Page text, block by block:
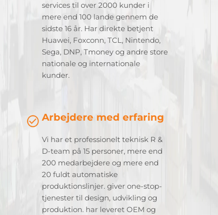
services til over 2000 kunder i
mere end 100 lande gennem de
sidste 16 år. Har direkte betjent
Huawei, Foxconn, TCL, Nintendo,
Sega, DNP, Tmoney og andre store
nationale og internationale
kunder.
Arbejdere med erfaring
Vi har et professionelt teknisk R &
D-team på 15 personer, mere end
200 medarbejdere og mere end
20 fuldt automatiske
produktionslinjer. giver one-stop-
tjenester til design, udvikling og
produktion. har leveret OEM og